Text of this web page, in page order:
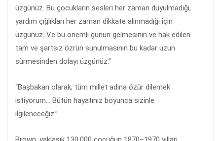
üzgünüz. Bu çocukların sesleri her zaman duyulmadığı,
yardım çığlıkları her zaman dikkate alınmadığı için
üzgünüz. Ve bu önemli günün gelmesinin ve hak edilen
tam ve şartsız özrün sunulmasının bu kadar uzun
sürmesinden dolayı üzgünüz.”
“Başbakan olarak, tüm millet adına özür dilemek
istiyorum… Bütün hayatınız boyunca sizinle
ilgileneceğiz.”